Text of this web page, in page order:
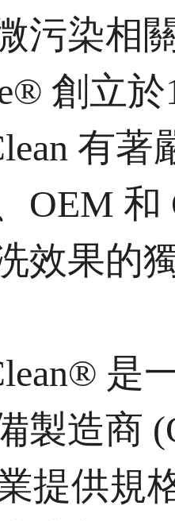
污染相
創立
有
OEM
效果的
是
製造商
提供規